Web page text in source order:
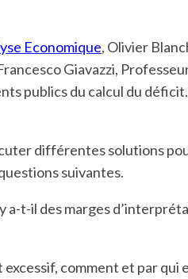
Economique, Olivier
Giavazzi,
publics du calcul du déficit.
différentes solutions
suivantes.
t-il des marges
comment et par qui